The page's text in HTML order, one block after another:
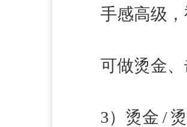
手感高级，
可做烫金、
3）烫金 / 烫